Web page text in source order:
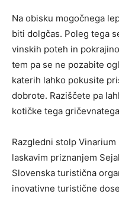
Na obisku mogočnega
biti dolgčas. Poleg tega
vinskih poteh in
tem pa se ne pozabite
katerih lahko pokusite
dobrote. Raziščete pa
kotičke tega
Razgledni stolp
laskavim priznanjem
Slovenska turistična
inovativne turistične